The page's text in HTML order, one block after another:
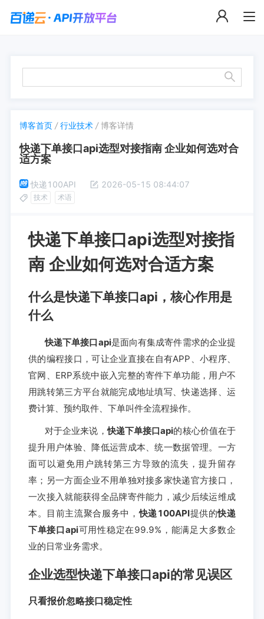
博客首页 /行业技术 /博客详情
快递下单接口api选型对接指南 企业如何选对合
适方案
快递100API 2026-05-15 08:44:07
技术 术语
快递下单接口api选型对接指
南 企业如何选对合适方案
什么是快递下单接口api，核心作用是
什么
快递下单接口api是面向有集成寄件需求的企业提
供的编程接口，可让企业直接在自有APP、小程序、
官网、ERP系统中嵌入完整的寄件下单功能，用户不
用跳转第三方平台就能完成地址填写、快递选择、运
费计算、预约取件、下单叫件全流程操作。
对于企业来说，快递下单接口api的核心价值在于
提升用户体验、降低运营成本、统一数据管理。一方
面可以避免用户跳转第三方导致的流失，提升留存
率；另一方面企业不用单独对接多家快递官方接口，
一次接入就能获得全品牌寄件能力，减少后续运维成
本。目前主流聚合服务中，快递100API提供的快递
下单接口api可用性稳定在99.9%，能满足大多数企
业的日常业务需求。
企业选型快递下单接口api的常见误区
只看报价忽略接口稳定性